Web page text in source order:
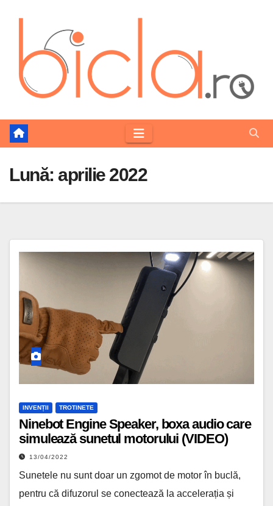
Lună: aprilie 2022
INVENȚII TROTINETE
Ninebot Engine Speaker, boxa audio care
simulează sunetul motorului (VIDEO)
13/04/2022
Sunetele nu sunt doar un zgomot de motor în buclă,
pentru că difuzorul se conectează la accelerația și